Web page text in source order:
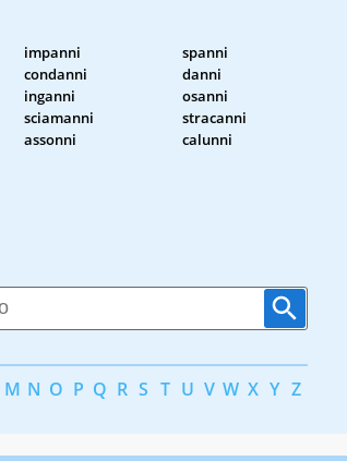
impanni
spanni
condanni
danni
inganni
osanni
sciamanni
stracanni
assonni
calunni
M N O P Q R S T U V W X Y Z